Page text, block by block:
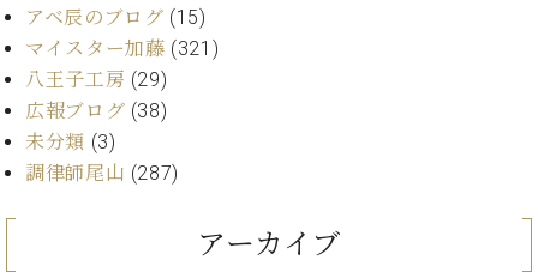
ン
ア
デ
ミ
ス
トラ
ム東
京の
ご案
内
アベ辰のブログ (15)
マイスター加藤 (321)
八王子工房 (29)
広報ブログ (38)
未分類 (3)
調律師尾山 (287)
アーカイブ